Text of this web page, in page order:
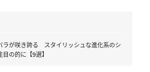
ラが咲き誇る スタイリッシュな進化系のシ
の的に【9選】